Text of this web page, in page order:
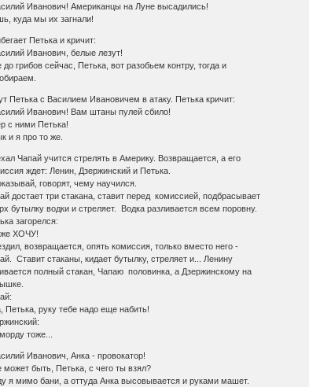
Иванович! Американцы на Луне высадились!
куда мы их загнали!
Петька и кричит:
Иванович, белые лезут!
грибов сейчас, Петька, вот разобьем контру, тогда и
Петька с Василием Ивановичем в атаку. Петька кричит:
Иванович! Вам штаны пулей сбило!
с ними Петька!
и я про то же.
Чапай учится стрелять в Америку. Возвращается, а его
ждет: Ленин, Дзержинский и Петька.
говорят, чему научился.
достает три стакана, ставит перед комиссией, подбрасывает
бутылку водки и стреляет. Водка разливается всем поровну.
загорелся:
ХОЧУ!
возвращается, опять комиссия, только вместо него -
Ставит стаканы, кидает бутылку, стреляет и... Ленину
полный стакан, Чапаю половинка, а Дзержинскому на
руку тебе надо еще набить!
тоже...
Иванович, Анка - провокатор!
быть, Петька, с чего ты взял?
я мимо бани, а оттуда Анка высовывается и руками машет.